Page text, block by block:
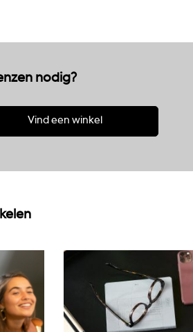
nodig?
Vind een winkel